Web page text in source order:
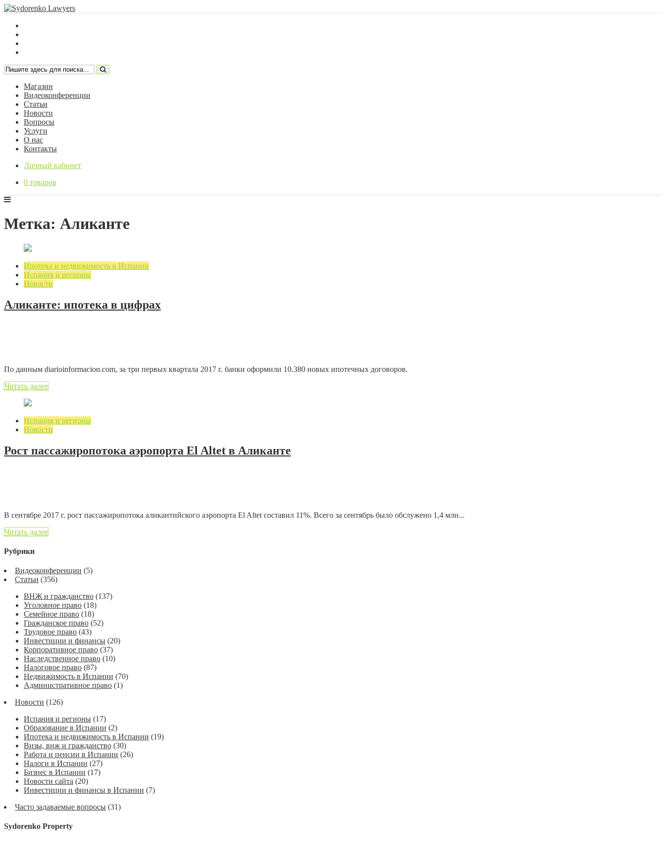
Магазин
Видеоконференции
Статьи
Новости
Вопросы
Услуги
О нас
Контакты
Личный кабинет
0 товаров
Метка: Аликанте
Ипотека и недвижимость в Испании
Испания и регионы
Новости
Аликанте: ипотека в цифрах
По данным diarioinformacion.com, за три первых квартала 2017 г. банки оформили 10.380 новых ипотечных договоров.
Читать далее
Испания и регионы
Новости
Рост пассажиропотока аэропорта El Altet в Аликанте
В сентябре 2017 г. рост пассажиропотока аликантийского аэропорта El Altet составил 11%. Всего за сентябрь было обслужено 1,4 млн...
Читать далее
Рубрики
Видеоконференции (5)
Статьи (356)
ВНЖ и гражданство (137)
Уголовное право (18)
Семейное право (18)
Гражданское право (52)
Трудовое право (43)
Инвестиции и финансы (20)
Корпоративное право (37)
Наследственное право (10)
Налоговое право (87)
Недвижимость в Испании (70)
Административное право (1)
Новости (126)
Испания и регионы (17)
Образование в Испании (2)
Ипотека и недвижимость в Испании (19)
Визы, внж и гражданство (30)
Работа и пенсии в Испании (26)
Налоги в Испании (27)
Бизнес в Испании (17)
Новости сайта (20)
Инвестиции и финансы в Испании (7)
Часто задаваемые вопросы (31)
Sydorenko Property